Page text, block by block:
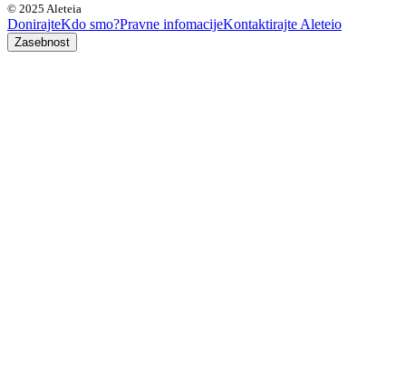
© 2025 Aleteia
DonirajteKdo smo?Pravne infomacijeKontaktirajte Aleteio
Zasebnost